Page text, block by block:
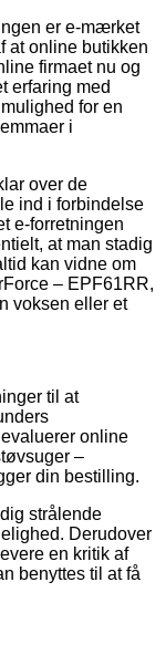
er e-mærket
at online butikken
firmaet nu og
erfaring med
for en
i
over de
ind i forbindelse
e-forretningen
at man stadig
kan vidne om
– EPF61RR,
voksen eller et
til at
online
–
din bestilling.
strålende
Derudover
en kritik af
benyttes til at få